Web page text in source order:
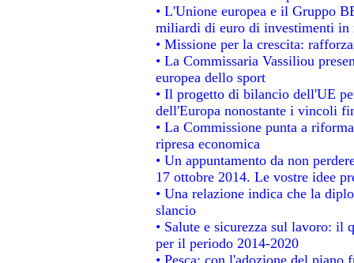
• L'Unione europea e il Gruppo
miliardi di euro di investimenti in
• Missione per la crescita:
• La Commissaria Vassiliou
europea dello sport
• Il progetto di bilancio dell'UE
dell'Europa nonostante i vincoli
• La Commissione punta a
ripresa economica
• Un appuntamento da non
17 ottobre 2014. Le vostre idee
• Una relazione indica che la
slancio
• Salute e sicurezza sul lavoro:
per il periodo 2014-2020
• Pesca: con l'adozione del